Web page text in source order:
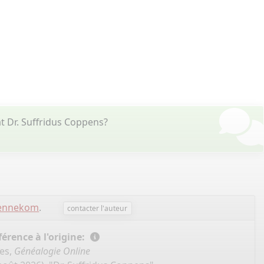
Suffridus Coppens?
. contacter l'auteur
à l'origine:
Généalogie Online